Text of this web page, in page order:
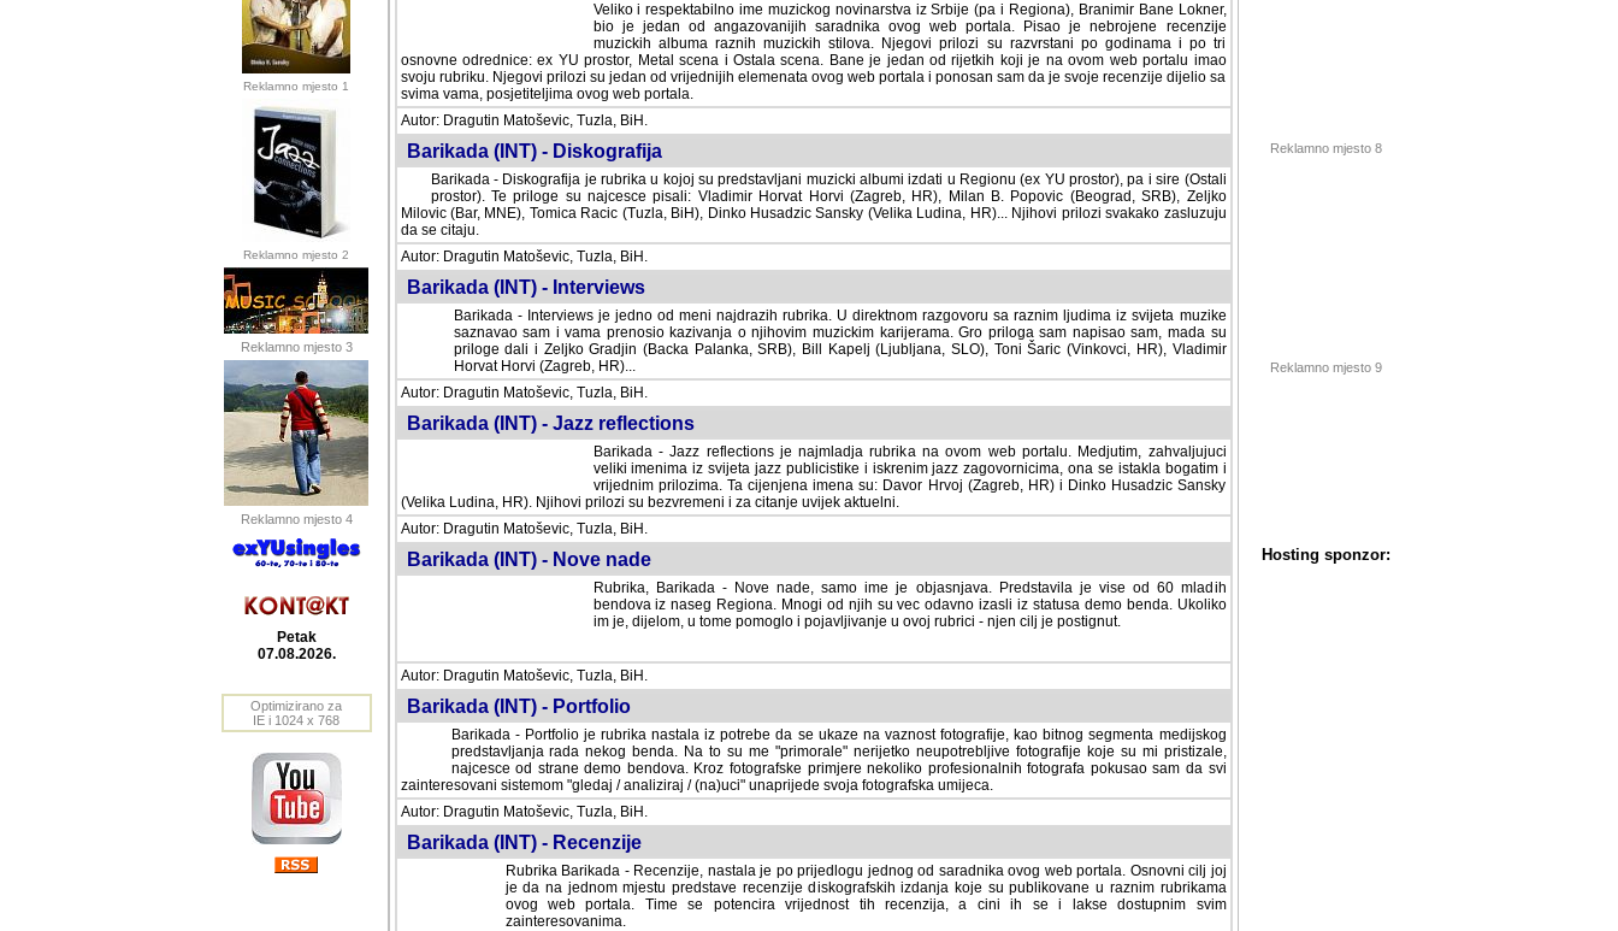
Reklamno mjesto 1
Reklamno mjesto 2
Reklamno mjesto 3
Reklamno mjesto 4
Petak
07.08.2026.
Optimizirano za
IE i 1024 x 768
Veliko i respektabilno ime muzickog novinarstva iz Srbije (pa i Regiona), Branimir Bane Lokner,
bio je jedan od angazovanijih saradnika ovog web portala. Pisao je nebrojene recenzije muzickih
albuma raznih muzickih stilova. Njegovi prilozi su razvrstani po godinama i po tri osnovne
odrednice: ex YU prostor, Metal scena i Ostala scena. Bane je jedan od rijetkih koji je na ovom web portalu imao svoju rubriku.
Njegovi prilozi su jedan od vrijednijih elemenata ovog web portala i ponosan sam da je svoje recenzije dijelio sa svima vama,
posjetiteljima ovog web portala.
Autor: Dragutin Matoševic, Tuzla, BiH.
Barikada (INT) - Diskografija
Barikada - Diskografija je rubrika u kojoj su predstavljani muzicki albumi izdati u Regionu (ex YU prostor), pa i sire (Ostali
prostor). Te priloge su najcesce pisali: Vladimir Horvat Horvi (Zagreb, HR), Milan B. Popovic (Beograd, SRB), Zeljko Milovic
(Bar, MNE), Tomica Racic (Tuzla, BiH), Dinko Husadzic Sansky (Velika Ludina, HR)... Njihovi prilozi svakako zasluzuju da se
citaju.
Autor: Dragutin Matoševic, Tuzla, BiH.
Barikada (INT) - Interviews
Barikada - Interviews je jedno od meni najdrazih rubrika. U direktnom razgovoru sa raznim ljudima iz svijeta muzike
saznavao sam i vama prenosio kazivanja o njihovim muzickim karijerama. Gro priloga sam napisao sam, mada su
priloge dali i Zeljko Gradjin (Backa Palanka, SRB), Bill Kapelj (Ljubljana, SLO), Toni Šaric (Vinkovci, HR), Vladimir
Horvat Horvi (Zagreb, HR)...
Autor: Dragutin Matoševic, Tuzla, BiH.
Barikada (INT) - Jazz reflections
Barikada - Jazz reflections je najmladja rubrika na ovom web portalu. Medjutim, zahvaljujuci veliki
imenima iz svijeta jazz publicistike i iskrenim jazz zagovornicima, ona se istakla bogatim i
vrijednim prilozima. Ta cijenjena imena su: Davor Hrvoj (Zagreb, HR) i Dinko Husadzic Sansky
(Velika Ludina, HR). Njihovi prilozi su bezvremeni i za citanje uvijek aktuelni.
Autor: Dragutin Matoševic, Tuzla, BiH.
Barikada (INT) - Nove nade
Rubrika, Barikada - Nove nade, samo ime je objasnjava. Predstavila je vise od 60 mladih
bendova iz naseg Regiona. Mnogi od njih su vec odavno izasli iz statusa demo benda. Ukoliko im
je, dijelom, u tome pomoglo i pojavljivanje u ovoj rubrici - njen cilj je postignut.
Autor: Dragutin Matoševic, Tuzla, BiH.
Barikada (INT) - Portfolio
Barikada - Portfolio je rubrika nastala iz potrebe da se ukaze na vaznost fotografije, kao bitnog segmenta medijskog
predstavljanja rada nekog benda. Na to su me "primorale" nerijetko neupotrebljive fotografije koje su mi pristizale,
najcesce od strane demo bendova. Kroz fotografske primjere nekoliko profesionalnih fotografa pokusao sam da svi
zainteresovani sistemom "gledaj / analiziraj / (na)uci" unaprijede svoja fotografska umijeca.
Autor: Dragutin Matoševic, Tuzla, BiH.
Barikada (INT) - Recenzije
Rubrika Barikada - Recenzije, nastala je po prijedlogu jednog od saradnika ovog web portala. Osnovni cilj joj
je da na jednom mjestu predstave recenzije diskografskih izdanja koje su publikovane u raznim rubrikama
ovog web portala. Time se potencira vrijednost tih recenzija, a cini ih se i lakse dostupnim svim
zainteresovanima.